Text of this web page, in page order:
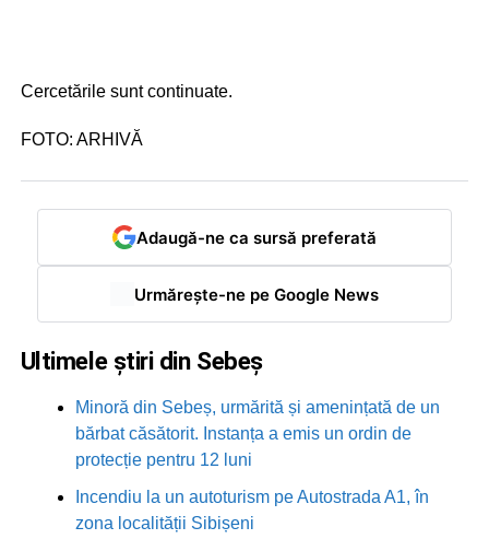
Cercetările sunt continuate.
FOTO: ARHIVĂ
Adaugă-ne ca sursă preferată
Urmărește-ne pe Google News
Ultimele știri din Sebeș
Minoră din Sebeș, urmărită și amenințată de un
bărbat căsătorit. Instanța a emis un ordin de
protecție pentru 12 luni
Incendiu la un autoturism pe Autostrada A1, în
zona localității Sibișeni